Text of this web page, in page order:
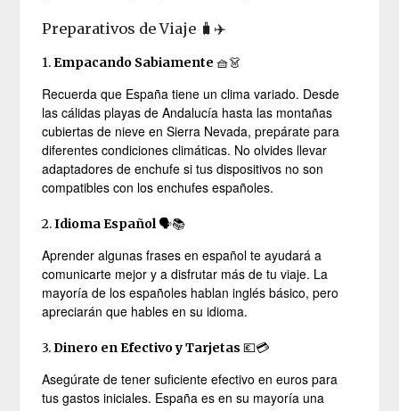
Preparativos de Viaje 🧳✈️
1.Empacando Sabiamente 🧺👗
Recuerda que España tiene un clima variado. Desde
las cálidas playas de Andalucía hasta las montañas
cubiertas de nieve en Sierra Nevada, prepárate para
diferentes condiciones climáticas. No olvides llevar
adaptadores de enchufe si tus dispositivos no son
compatibles con los enchufes españoles.
2.Idioma Español🗣️📚
Aprender algunas frases en español te ayudará a
comunicarte mejor y a disfrutar más de tu viaje. La
mayoría de los españoles hablan inglés básico, pero
apreciarán que hables en su idioma.
3.Dinero en Efectivo y Tarjetas 💶💳
Asegúrate de tener suficiente efectivo en euros para
tus gastos iniciales. España es en su mayoría una